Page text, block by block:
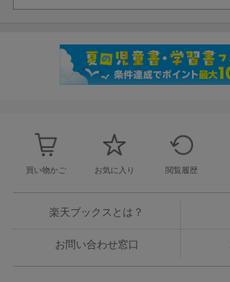
買い物かご お気に入り 閲覧履歴
楽天ブックスとは？
お問い合わせ窓口